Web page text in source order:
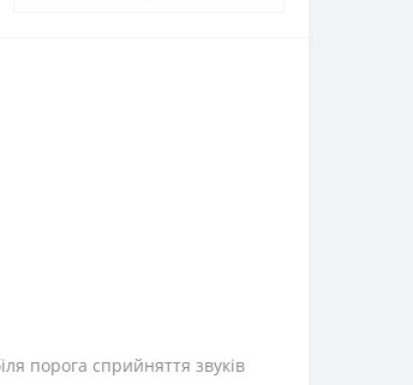
порога сприйняття звуків